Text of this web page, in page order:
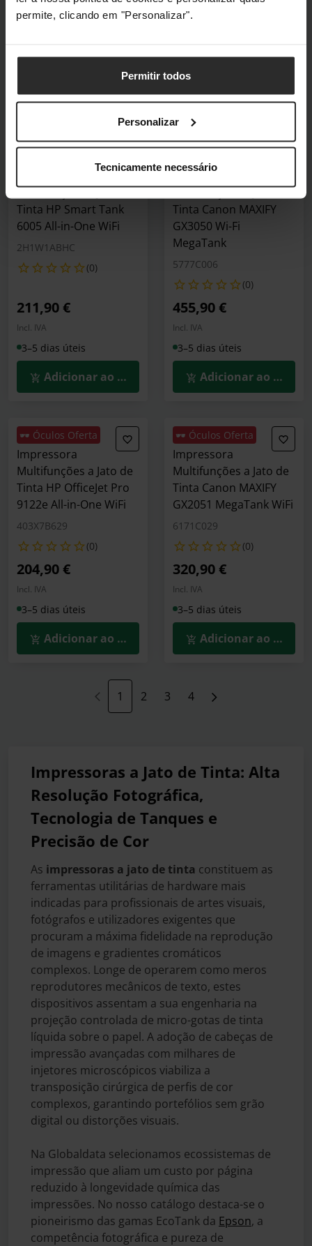
permite, clicando em "Personalizar".
Permitir todos
Personalizar
Tecnicamente necessário
(0)
Adicionar ao Carrinho
(0)
3–5 dias úteis
Adicionar ao
Multifunções a Jato de
Tinta HP Smart Tank
6005 All-in-One WiFi
2H1W1ABHC
(0)
211,90 €
Incl. IVA
3–5 dias úteis
Adicionar ao Carrinho
Impressora
Multifunções a Jato de
Tinta Canon MAXIFY
GX3050 Wi-Fi
MegaTank
5777C006
(0)
455,90 €
Incl. IVA
3–5 dias úteis
Adicionar ao
🕶️ Óculos Oferta
Impressora
Multifunções a Jato de
Tinta HP OfficeJet Pro
9122e All-in-One WiFi
403X7B629
(0)
204,90 €
Incl. IVA
3–5 dias úteis
Adicionar ao Carrinho
🕶️ Óculos Oferta
Impressora
Multifunções a Jato de
Tinta Canon MAXIFY
GX2051 MegaTank WiFi
6171C029
(0)
320,90 €
Incl. IVA
3–5 dias úteis
Adicionar ao
1 2 3 4
Impressoras a Jato de Tinta: Alta
Resolução Fotográfica,
Tecnologia de Tanques e
Precisão de Cor
As impressoras a jato de tinta constituem as
ferramentas utilitárias de hardware mais
indicadas para profissionais de artes visuais,
fotógrafos e utilizadores exigentes que
procuram a máxima fidelidade na reprodução
de imagens e gradientes cromáticos
complexos. Longe de operarem como meros
reprodutores mecânicos de texto, estes
dispositivos assentam a sua engenharia na
projeção controlada de micro-gotas de tinta
líquida sobre o papel. A adoção de cabeças de
impressão avançadas com milhares de
injetores microscópicos viabiliza a
transposição cirúrgica de perfis de cor
complexos, garantindo portefólios sem grão
digital ou distorções visuais.
Na Globaldata selecionamos ecossistemas de
impressão que aliam um custo por página
reduzido à longevidade química das
impressões. No nosso catálogo destaca-se o
pioneirismo das gamas EcoTank da Epson, a
competência fotográfica e pureza de